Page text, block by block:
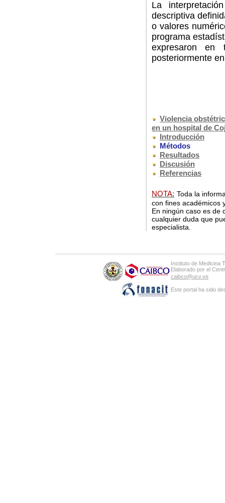
La
descriptiva
o valores
programa
expresaron en
posteriormente
Violencia
en un hospital de
Introducción
Métodos
Resultados
Discusión
Referencias
NOTA: Toda la
con fines académicos
En ningún caso es de
cualquier duda que
especialista.
Instituto de Medicina
Elaborado por el
caibco@ucv.ve
Este portal ha sido